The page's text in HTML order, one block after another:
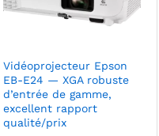
Vidéoprojecteur Epson
EB-E24 — XGA robuste
d’entrée de gamme,
excellent rapport
qualité/prix